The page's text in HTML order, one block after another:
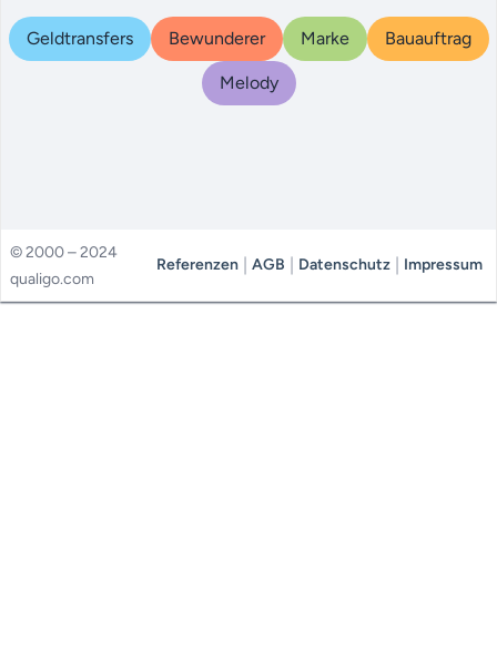
Geldtransfers Bewunderer Marke Bauauftrag
Melody
© 2000 – 2024
qualigo.com
Referenzen AGB Datenschutz Impressum